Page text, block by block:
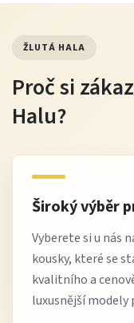
ŽLUTÁ HALA
Proč si
Halu?
Široký výběr
Vyberete si u nás
kousky, které se
kvalitního a
luxusnější modely